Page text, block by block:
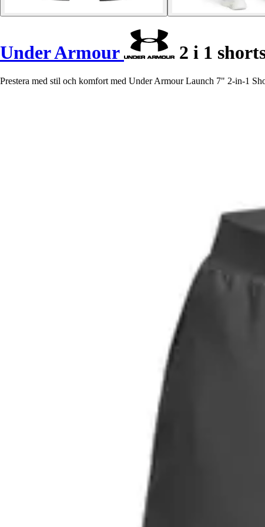
Under Armour 2 i 1
Prestera med stil och komfort med Under Armour Launch 7" 2-in-1